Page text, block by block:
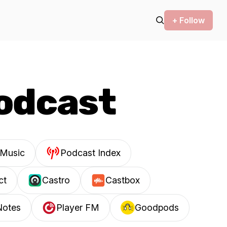
+ Follow
Podcast Index
Castro Castbox
Player FM Goodpods